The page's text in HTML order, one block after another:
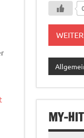
MY-